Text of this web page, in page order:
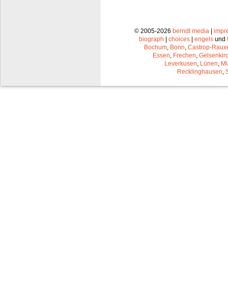
© 2005-2026 berndt media|
biograph
choices engels und
Bochum, Bonn, Castrop-
Essen, Frechen,
Leverkusen, Lünen,
Recklinghausen,